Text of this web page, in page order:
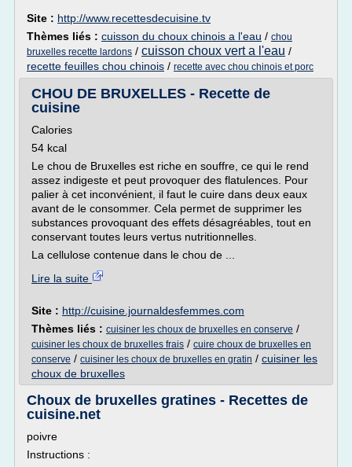
Site : http://www.recettesdecuisine.tv
Thèmes liés : cuisson du choux chinois a l'eau / chou
bruxelles recette lardons / cuisson choux vert a l'eau /
recette feuilles chou chinois / recette avec chou chinois et porc
CHOU DE BRUXELLES - Recette de
cuisine
Calories
54 kcal
Le chou de Bruxelles est riche en souffre, ce qui le rend
assez indigeste et peut provoquer des flatulences. Pour
palier à cet inconvénient, il faut le cuire dans deux eaux
avant de le consommer. Cela permet de supprimer les
substances provoquant des effets désagréables, tout en
conservant toutes leurs vertus nutritionnelles.
La cellulose contenue dans le chou de ...
Lire la suite
Site : http://cuisine.journaldesfemmes.com
Thèmes liés : cuisiner les choux de bruxelles en conserve /
cuisiner les choux de bruxelles frais / cuire choux de bruxelles en
conserve / cuisiner les choux de bruxelles en gratin / cuisiner les
choux de bruxelles
Choux de bruxelles gratines - Recettes de
cuisine.net
poivre
Instructions :